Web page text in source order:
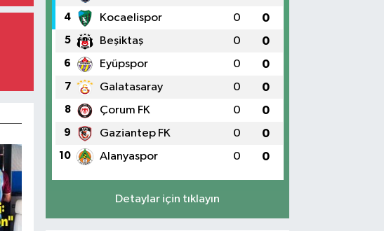
4 Kocaelispor 0 0
5 Beşiktaş 0 0
6 Eyüpspor 0 0
7 Galatasaray 0 0
8 Çorum FK 0 0
9 Gaziantep FK 0 0
10 Alanyaspor 0 0
Detaylar için tıklayın